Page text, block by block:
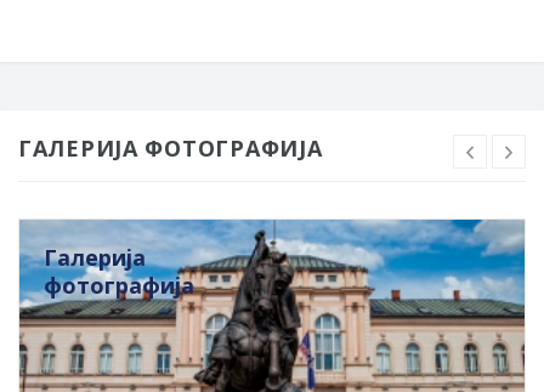
ГАЛЕРИЈА ФОТОГРАФИЈА
Галерија
фотографија